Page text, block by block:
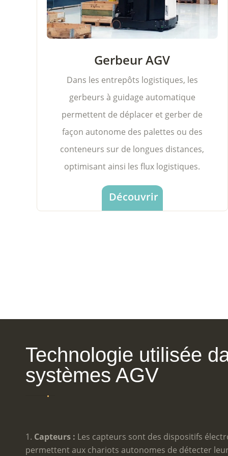
Gerbeur AGV
Dans les entrepôts logistiques, les
gerbeurs à guidage automatique
permettent de déplacer et gerber de
façon autonome des palettes ou des
conteneurs sur de longues distances,
optimisant ainsi les flux logistiques.
Découvrir
Technologie utilisée
systèmes AGV
Capteurs : Les capteurs sont des dispositifs
permettent aux chariots autonomes de détecter